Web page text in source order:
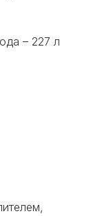
– 227 л